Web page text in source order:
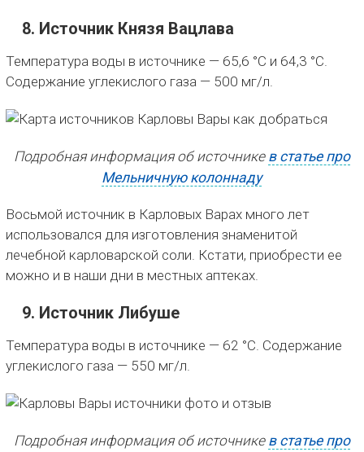
8. Источник Князя Вацлава
Температура воды в источнике — 65,6 °C и 64,3 °C.
Содержание углекислого газа — 500 мг/л.
Подробная информация об источнике в статье про
Мельничную колоннаду
Восьмой источник в Карловых Варах много лет
использовался для изготовления знаменитой
лечебной карловарской соли. Кстати, приобрести ее
можно и в наши дни в местных аптеках.
9. Источник Либуше
Температура воды в источнике — 62 °C. Содержание
углекислого газа — 550 мг/л.
Подробная информация об источнике в статье про